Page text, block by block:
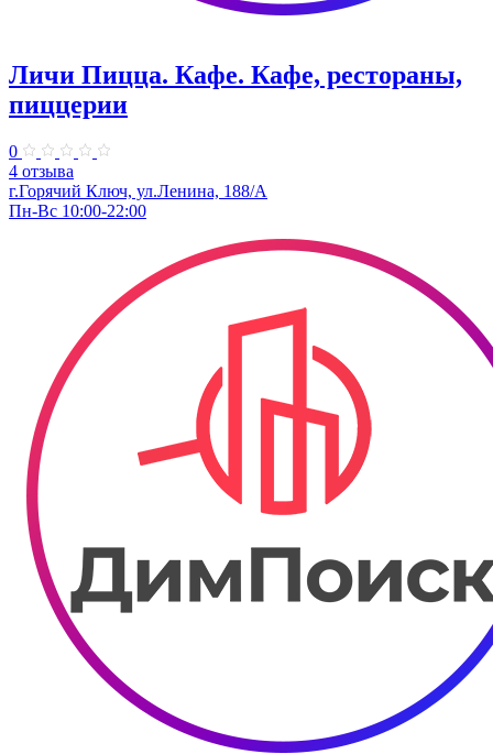
Личи Пицца. Кафе. Кафе, рестораны,
пиццерии
0
4 отзыва
г.Горячий Ключ, ул.Ленина, 188/А
Пн-Вс 10:00-22:00